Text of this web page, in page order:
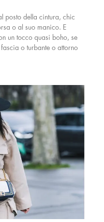
posto della cintura, chic
o al suo manico. E
un tocco quasi boho, se
o turbante o attorno